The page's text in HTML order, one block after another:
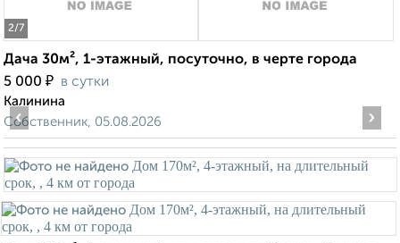
2/7
Дача 30м², 1-этажный, посуточно, в черте города
5 000 ₽ в сутки
Калинина
Собственник, 05.08.2026
‹ ›